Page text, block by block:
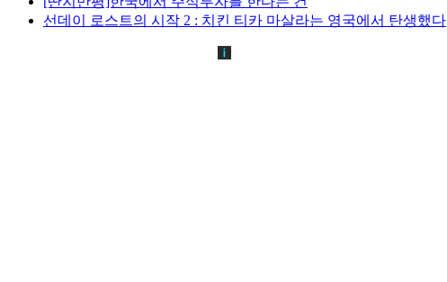
선데이 로스트의 시작 2 : 치킨 티카 마살라는 영국에서 탄생했다